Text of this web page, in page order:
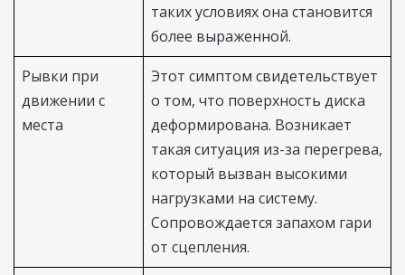
таких условиях она становится
более выраженной.
Рывки при
движении с
места
Этот симптом свидетельствует
о том, что поверхность диска
деформирована. Возникает
такая ситуация из-за перегрева,
который вызван высокими
нагрузками на систему.
Сопровождается запахом гари
от сцепления.